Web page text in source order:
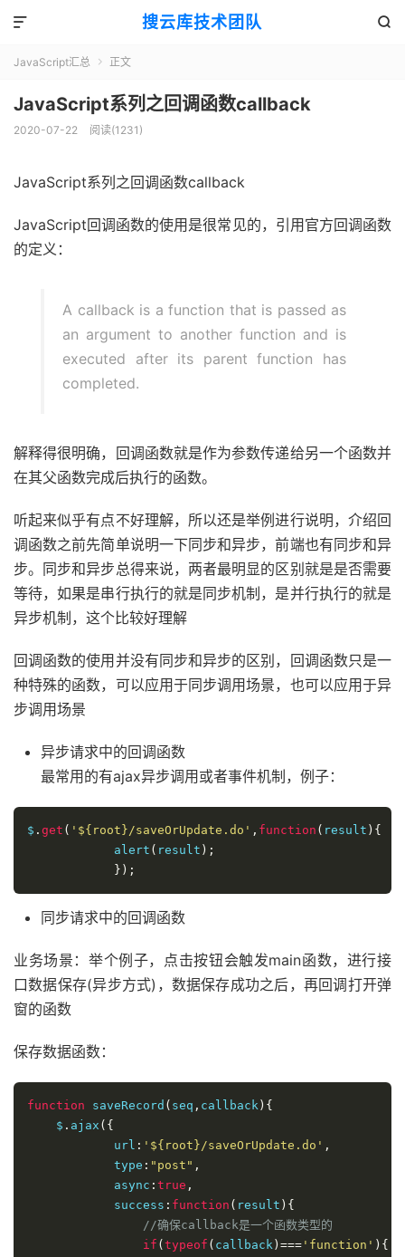
搜云库技术团队 

JavaScript汇总  正文
JavaScript系列之回调函数callback
2020-07-22 阅读(1231 )
JavaScript系列之回调函数callback
JavaScript回调函数的使用是很常见的，引用官方回调函数
的定义：
A callback is a function that is passed as
an argument to another function and is
executed after its parent function has
completed.
解释得很明确，回调函数就是作为参数传递给另一个函数并
在其父函数完成后执行的函数。
听起来似乎有点不好理解，所以还是举例进行说明，介绍回
调函数之前先简单说明一下同步和异步，前端也有同步和异
步。同步和异步总得来说，两者最明显的区别就是是否需要
等待，如果是串行执行的就是同步机制，是并行执行的就是
异步机制，这个比较好理解
回调函数的使用并没有同步和异步的区别，回调函数只是一
种特殊的函数，可以应用于同步调用场景，也可以应用于异
步调用场景
异步请求中的回调函数
最常用的有ajax异步调用或者事件机制，例子：
$ . get ( '${root}/saveOrUpdate.do' , function ( result ){
            alert
( result );
});
同步请求中的回调函数
业务场景：举个例子，点击按钮会触发main函数，进行接
口数据保存(异步方式)，数据保存成功之后，再回调打开弹
窗的函数
保存数据函数：
function saveRecord ( seq , callback ){
    $
. ajax ({
            url
: '${root}/saveOrUpdate.do' ,
            type
: "post" ,
            async
: true ,
            success
: function ( result ){
//确保callback是一个函数类型的
if ( typeof ( callback )=== 'function' ){